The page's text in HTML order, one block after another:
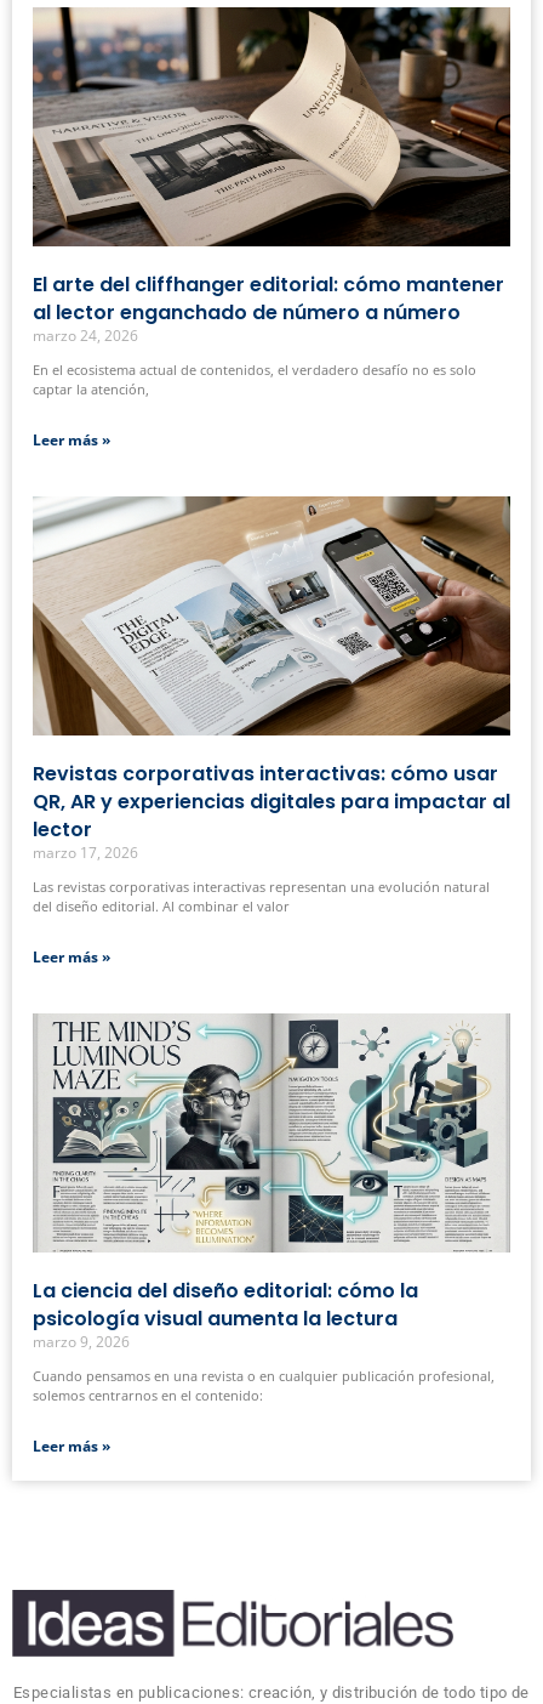
El arte del cliffhanger editorial: cómo mantener
al lector enganchado de número a número
marzo 24, 2026
En el ecosistema actual de contenidos, el verdadero desafío no es solo
captar la atención,
Leer más »
Revistas corporativas interactivas: cómo usar
QR, AR y experiencias digitales para impactar al
lector
marzo 17, 2026
Las revistas corporativas interactivas representan una evolución natural
del diseño editorial. Al combinar el valor
Leer más »
La ciencia del diseño editorial: cómo la
psicología visual aumenta la lectura
marzo 9, 2026
Cuando pensamos en una revista o en cualquier publicación profesional,
solemos centrarnos en el contenido:
Leer más »
Especialistas en publicaciones: creación, y distribución de todo tipo de